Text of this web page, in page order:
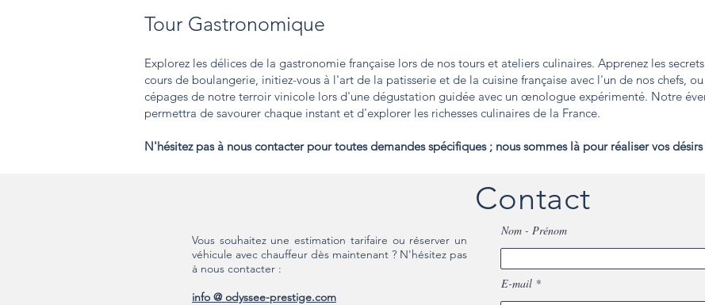
Tour Gastronomique
Explorez les délices de la gastronomie française lors de nos tours et ateliers culinaires. Apprenez les
cours de boulangerie, initiez-vous à l'art de la patisserie et de la cuisine française avec l'un de nos chefs,
cépages de notre terroir vinicole lors d'une dégustation guidée avec un œnologue expérimenté. Notre
permettra de savourer chaque instant et d'explorer les richesses culinaires de la France.
N'hésitez pas à nous contacter pour toutes demandes spécifiques ; nous sommes là pour réaliser vos
Contact
Vous souhaitez une estimation tarifaire ou réserver un
véhicule avec chauffeur dès maintenant ? N'hésitez pas
à nous contacter :
info @ odyssee-prestige.com
Nom - Prénom
E-mail